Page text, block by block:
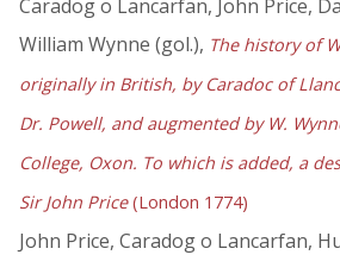
Caradog o Lancarfan, John Price,
William Wynne (gol.), The history of
originally in British, by Caradoc of
Dr. Powell, and augmented by W.
College, Oxon. To which is added, a
Sir John Price(London 1774)
John Price, Caradog o Lancarfan,